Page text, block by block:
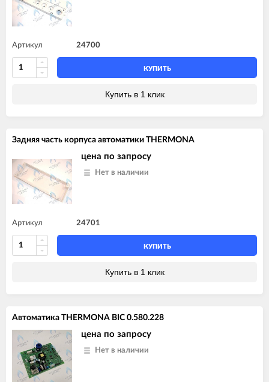
Артикул 24700
КУПИТЬ
Купить в 1 клик
Задняя часть корпуса автоматики THERMONA
цена по запросу
Нет в наличии
Артикул 24701
КУПИТЬ
Купить в 1 клик
Автоматика THERMONA BIC 0.580.228
цена по запросу
Нет в наличии